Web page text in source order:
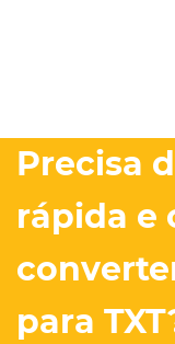
Precisa
rápida e
para